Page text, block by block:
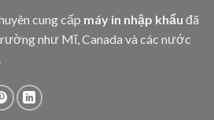
cung cấp máy in nhập khẩu đã
như Mĩ, Canada và các nước